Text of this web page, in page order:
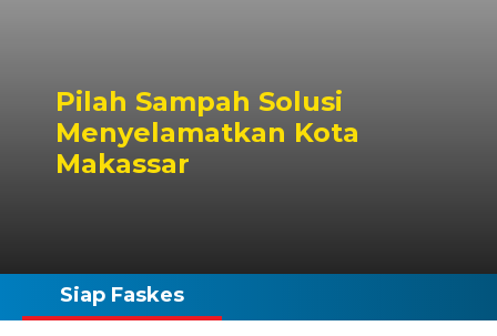
Pilah Sampah Solusi
Menyelamatkan Kota
Makassar
Siap Faskes